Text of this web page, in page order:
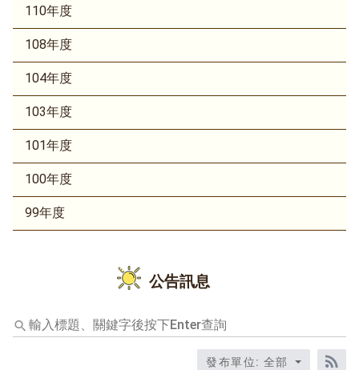
110年度
108年度
104年度
103年度
101年度
100年度
99年度
公告訊息
輸
入
發布單位: 全部